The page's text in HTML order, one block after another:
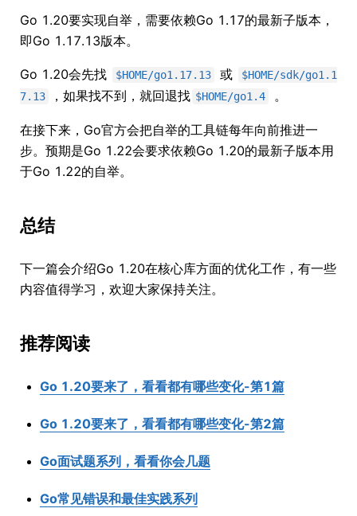
Go 1.20要实现自举，需要依赖Go 1.17的最新子版本，
即Go 1.17.13版本。
Go 1.20会先找 $HOME/go1.17.13 或
$HOME/sdk/go1.1
7.13
，如果找不到，就回退找 $HOME/go1.4 。
在接下来，Go官方会把自举的工具链每年向前推进一
步。预期是Go 1.22会要求依赖Go 1.20的最新子版本用
于Go 1.22的自举。
总结
下一篇会介绍Go 1.20在核心库方面的优化工作，有一些
内容值得学习，欢迎大家保持关注。
推荐阅读
Go 1.20要来了，看看都有哪些变化-第1篇
Go 1.20要来了，看看都有哪些变化-第2篇
Go面试题系列，看看你会几题
Go常见错误和最佳实践系列